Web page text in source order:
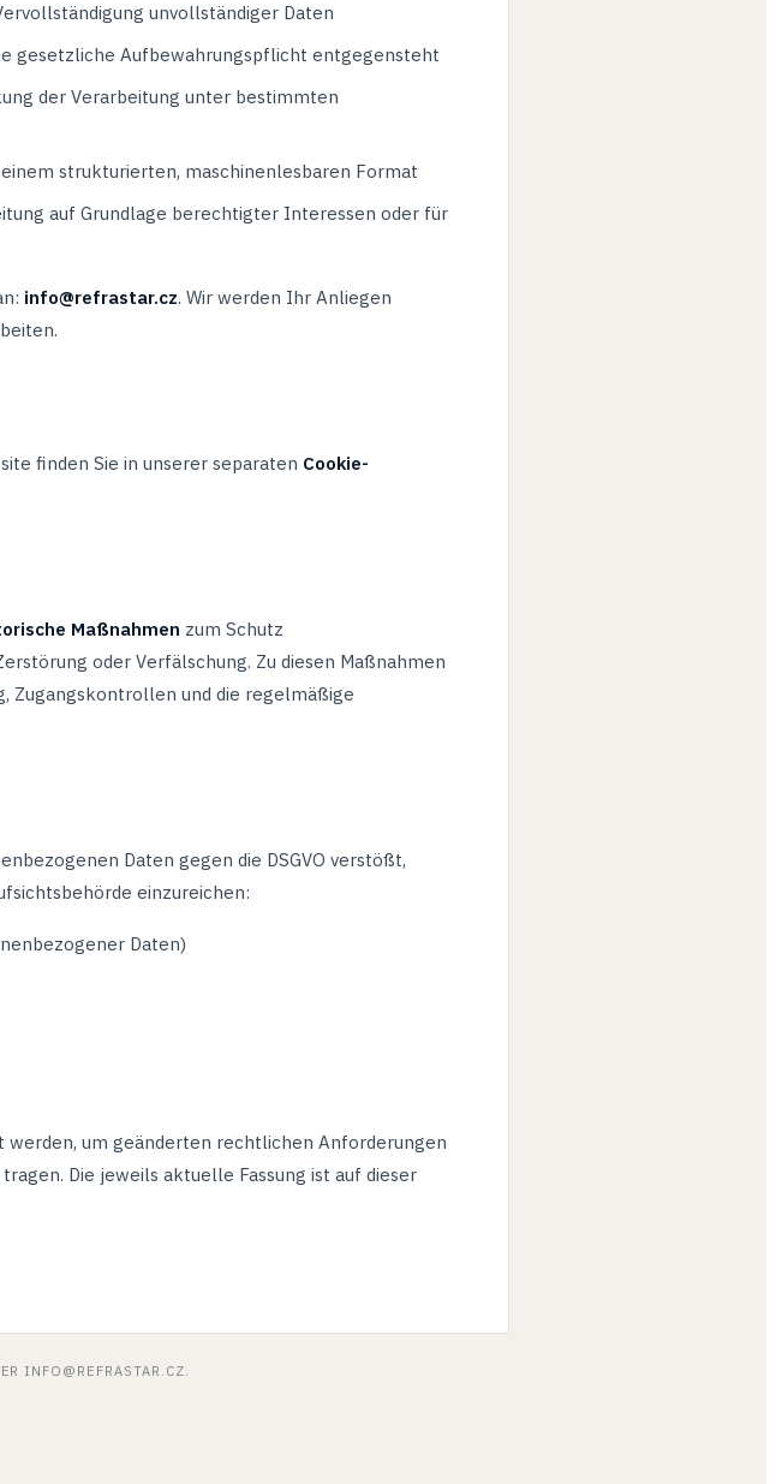
unvollständiger Daten
gesetzliche Aufbewahrungspflicht entgegensteht
der Verarbeitung unter bestimmten
strukturierten, maschinenlesbaren Format
auf Grundlage berechtigter Interessen oder für
info@refrastar.cz. Wir werden Ihr Anliegen
finden Sie in unserer separaten Cookie-
Maßnahmen zum Schutz
oder Verfälschung. Zu diesen Maßnahmen
Zugangskontrollen und die regelmäßige
Daten gegen die DSGVO verstößt,
einzureichen:
Daten)
um geänderten rechtlichen Anforderungen
Die jeweils aktuelle Fassung ist auf dieser
INFO@REFRASTAR.CZ.